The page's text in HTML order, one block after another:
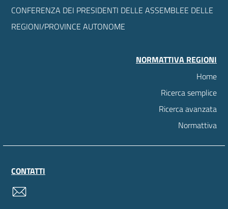
CONFERENZA DEI PRESIDENTI DELLE ASSEMBLEE DELLE
REGIONI/PROVINCE AUTONOME
NORMATTIVA REGIONI
Home
Ricerca semplice
Ricerca avanzata
Normattiva
CONTATTI